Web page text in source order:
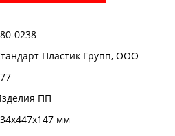
0238
Пластик Групп, ООО
ПП
мм